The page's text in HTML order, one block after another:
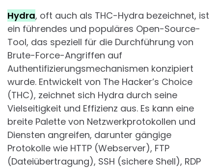
Hydra, oft auch als THC-Hydra bezeichnet, ist
ein führendes und populäres Open-Source-
Tool, das speziell für die Durchführung von
Brute-Force-Angriffen auf
Authentifizierungsmechanismen konzipiert
wurde. Entwickelt von The Hacker’s Choice
(THC), zeichnet sich Hydra durch seine
Vielseitigkeit und Effizienz aus. Es kann eine
breite Palette von Netzwerkprotokollen und
Diensten angreifen, darunter gängige
Protokolle wie HTTP (Webserver), FTP
(Dateiübertragung), SSH (sichere Shell), RDP